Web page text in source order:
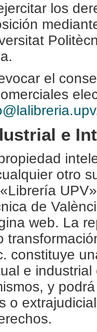
los
el
e
otro
de
web. La
constituye
e
y
o